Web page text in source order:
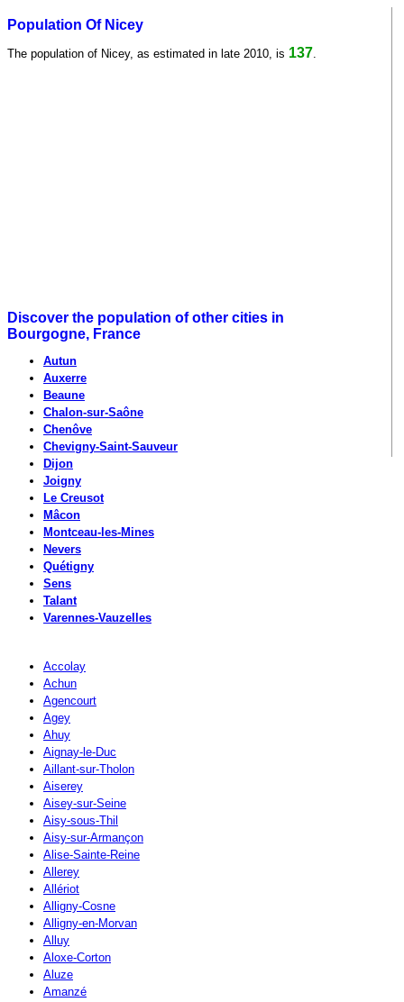
Population Of Nicey
The population of Nicey, as estimated in late 2010, is 137
Discover the population of other cities in
Bourgogne, France
Autun
Auxerre
Beaune
Chalon-sur-Saône
Chenôve
Chevigny-Saint-Sauveur
Dijon
Joigny
Le Creusot
Mâcon
Montceau-les-Mines
Nevers
Quétigny
Sens
Talant
Varennes-Vauzelles
Accolay
Achun
Agencourt
Agey
Ahuy
Aignay-le-Duc
Aillant-sur-Tholon
Aiserey
Aisey-sur-Seine
Aisy-sous-Thil
Aisy-sur-Armançon
Alise-Sainte-Reine
Allerey
Allériot
Alligny-Cosne
Alligny-en-Morvan
Alluy
Aloxe-Corton
Aluze
Amanzé